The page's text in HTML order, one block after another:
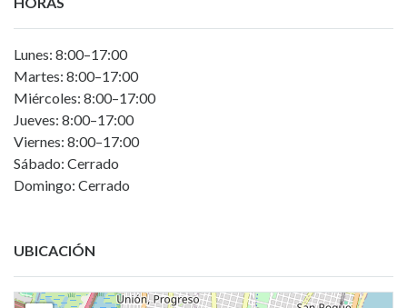
Lunes: 8:00–17:00
Martes: 8:00–17:00
Miércoles: 8:00–17:00
Jueves: 8:00–17:00
Viernes: 8:00–17:00
Sábado: Cerrado
Domingo: Cerrado
UBICACIÓN